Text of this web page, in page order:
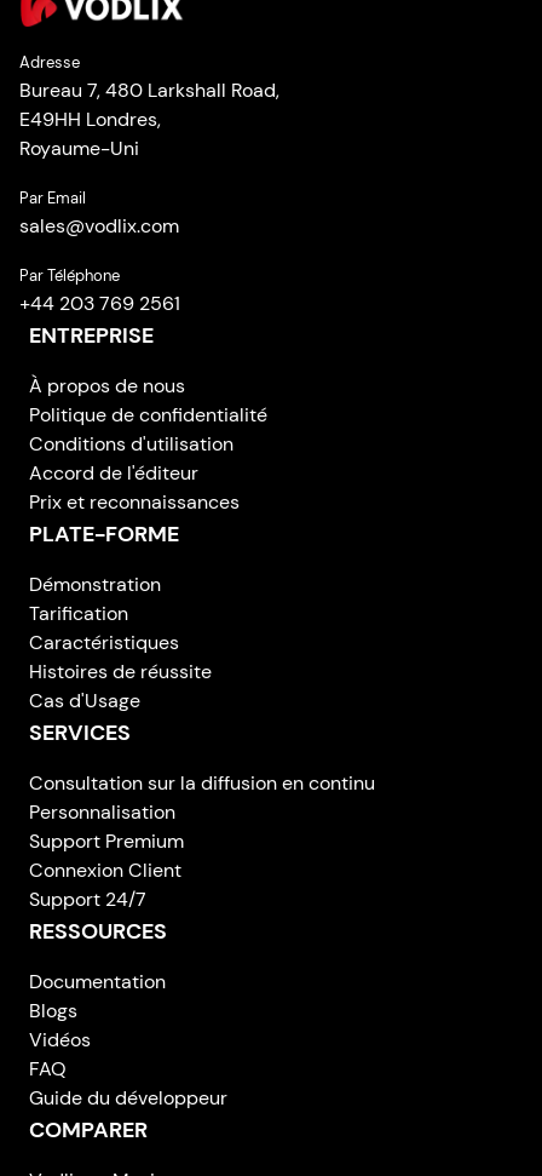
Adresse
Bureau 7, 480 Larkshall Road,
E49HH Londres,
Royaume-Uni
Par Email
sales@vodlix.com
Par Téléphone
+44 203 769 2561
ENTREPRISE
À propos de nous
Politique de confidentialité
Conditions d'utilisation
Accord de l'éditeur
Prix et reconnaissances
PLATE-FORME
Démonstration
Tarification
Caractéristiques
Histoires de réussite
Cas d'Usage
SERVICES
Consultation sur la diffusion en continu
Personnalisation
Support Premium
Connexion Client
Support 24/7
RESSOURCES
Documentation
Blogs
Vidéos
FAQ
Guide du développeur
COMPARER